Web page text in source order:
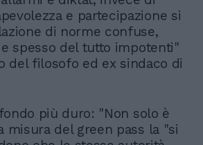
e partecipazione si
di norme confuse,
spesso del tutto impotenti"
del filosofo ed ex sindaco di
più duro: "Non solo è
misura del green pass la "si